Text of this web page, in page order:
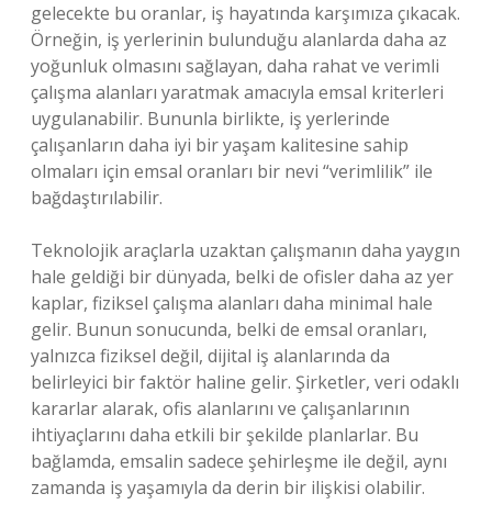
gelecekte bu oranlar, iş hayatında karşımıza çıkacak.
Örneğin, iş yerlerinin bulunduğu alanlarda daha az
yoğunluk olmasını sağlayan, daha rahat ve verimli
çalışma alanları yaratmak amacıyla emsal kriterleri
uygulanabilir. Bununla birlikte, iş yerlerinde
çalışanların daha iyi bir yaşam kalitesine sahip
olmaları için emsal oranları bir nevi “verimlilik” ile
bağdaştırılabilir.
Teknolojik araçlarla uzaktan çalışmanın daha yaygın
hale geldiği bir dünyada, belki de ofisler daha az yer
kaplar, fiziksel çalışma alanları daha minimal hale
gelir. Bunun sonucunda, belki de emsal oranları,
yalnızca fiziksel değil, dijital iş alanlarında da
belirleyici bir faktör haline gelir. Şirketler, veri odaklı
kararlar alarak, ofis alanlarını ve çalışanlarının
ihtiyaçlarını daha etkili bir şekilde planlarlar. Bu
bağlamda, emsalin sadece şehirleşme ile değil, aynı
zamanda iş yaşamıyla da derin bir ilişkisi olabilir.